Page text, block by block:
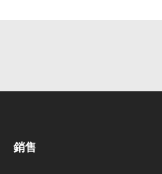
銷售